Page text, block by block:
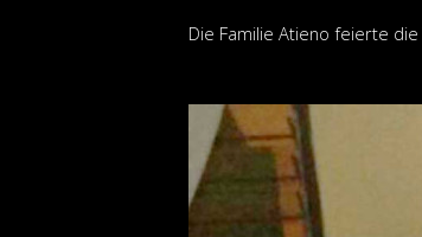
Die Familie Atieno feierte